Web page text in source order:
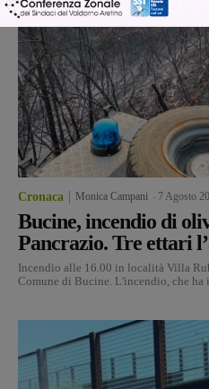
Cronaca Monica Campani 7 Agosto
Bucine, incendio di
Pancrazio. Tre ettari
Incendio alle 16.00 in località Villa
Comune di Bucine. L'incendio, che ha